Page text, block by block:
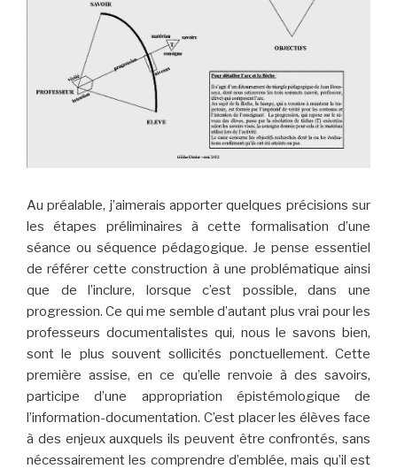
Au préalable, j’aimerais apporter quelques précisions sur
les étapes préliminaires à cette formalisation d’une
séance ou séquence pédagogique. Je pense essentiel
de référer cette construction à une problématique ainsi
que de l’inclure, lorsque c’est possible, dans une
progression. Ce qui me semble d’autant plus vrai pour les
professeurs documentalistes qui, nous le savons bien,
sont le plus souvent sollicités ponctuellement. Cette
première assise, en ce qu’elle renvoie à des savoirs,
participe d’une appropriation épistémologique de
l’information-documentation. C’est placer les élèves face
à des enjeux auxquels ils peuvent être confrontés, sans
nécessairement les comprendre d’emblée, mais qu’il est